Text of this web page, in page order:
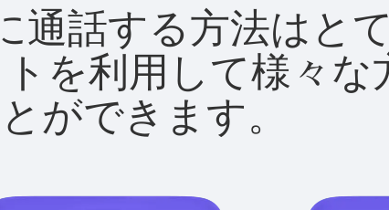
話する方法はとて
を利用して様々な
ができます。